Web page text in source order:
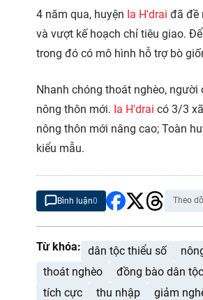
4 năm qua, huyện Ia H'drai đã đề
và vượt kế hoạch chỉ tiêu giao.
trong đó có mô hình hỗ trợ bò
Nhanh chóng thoát nghèo,
nông thôn mới. Ia H'drai có 3/3
nông thôn mới nâng cao; Toàn
kiểu mẫu.
Bình luận0 Theo
Từ khóa: dân tộc thiểu số
thoát nghèo
đồng bào dân
tích cực
thu nhập giảm